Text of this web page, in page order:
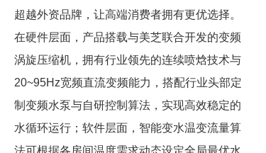
超越外资品牌，让高端消费者拥有更优选择。
在硬件层面，产品搭载与美芝联合开发的变频
涡旋压缩机，拥有行业领先的连续喷焓技术与
20~95Hz宽频直流变频能力，搭配行业头部定
制变频水泵与自研控制算法，实现高效稳定的
水循环运行；软件层面，智能变水温变流量算
法可根据各房间温度需求动态设定全局最优水